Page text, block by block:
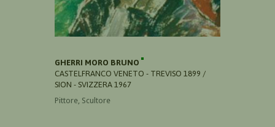
GHERRI MORO BRUNO
CASTELFRANCO VENETO - TREVISO 1899 /
SION - SVIZZERA 1967
Pittore, Scultore